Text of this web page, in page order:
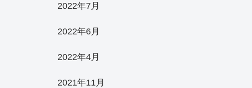
2022年7月
2022年6月
2022年4月
2021年11月